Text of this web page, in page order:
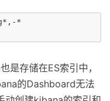
*
存储在ES索引中，
的Dashboard无法